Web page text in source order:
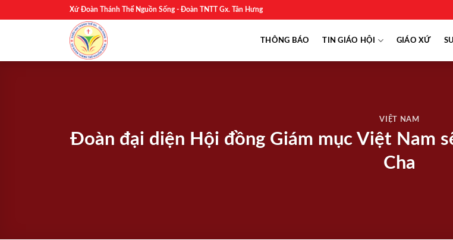
to
Xứ Đoàn Thánh Thể Nguồn Sống - Đoàn TNTT Gx. Tân Hưng
THÔNG BÁO TIN GIÁO HỘI GIÁO XỨ
VIỆT NAM
Đoàn đại diện Hội đồng Giám mục Việt Nam
Cha